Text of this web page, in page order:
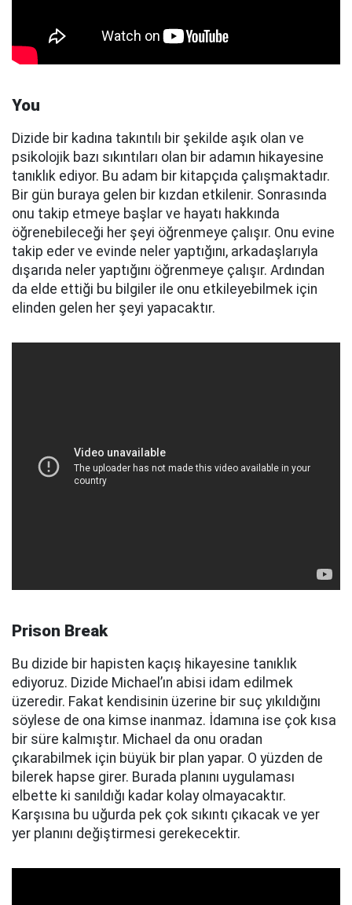
You
Dizide bir kadına takıntılı bir şekilde aşık olan ve
psikolojik bazı sıkıntıları olan bir adamın hikayesine
tanıklık ediyor. Bu adam bir kitapçıda çalışmaktadır.
Bir gün buraya gelen bir kızdan etkilenir. Sonrasında
onu takip etmeye başlar ve hayatı hakkında
öğrenebileceği her şeyi öğrenmeye çalışır. Onu evine
takip eder ve evinde neler yaptığını, arkadaşlarıyla
dışarıda neler yaptığını öğrenmeye çalışır. Ardından
da elde ettiği bu bilgiler ile onu etkileyebilmek için
elinden gelen her şeyi yapacaktır.
Prison Break
Bu dizide bir hapisten kaçış hikayesine tanıklık
ediyoruz. Dizide Michael’ın abisi idam edilmek
üzeredir. Fakat kendisinin üzerine bir suç yıkıldığını
söylese de ona kimse inanmaz. İdamına ise çok kısa
bir süre kalmıştır. Michael da onu oradan
çıkarabilmek için büyük bir plan yapar. O yüzden de
bilerek hapse girer. Burada planını uygulaması
elbette ki sanıldığı kadar kolay olmayacaktır.
Karşısına bu uğurda pek çok sıkıntı çıkacak ve yer
yer planını değiştirmesi gerekecektir.